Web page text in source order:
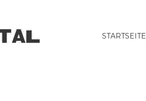
STARTSEITE